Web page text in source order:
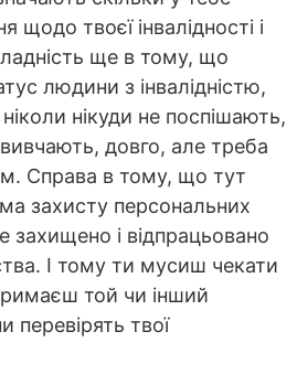
щодо твоєї інвалідності і
ще в тому, що
людини з інвалідністю,
нікуди не поспішають,
довго, але треба
Справа в тому, що тут
захисту персональних
захищено і відпрацьовано
І тому ти мусиш чекати
той чи інший
перевірять твої